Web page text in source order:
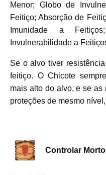
Menor; Globo de
Feitiço; Absorção de
Imunidade a
Invulnerabilidade a
Se o alvo tiver
feitiço. O Chicote
mais alto do alvo, e se as
proteções de mesmo
Controlar